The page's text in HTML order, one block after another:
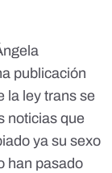
publicación
la ley trans se
noticias que
ya su sexo
han pasado